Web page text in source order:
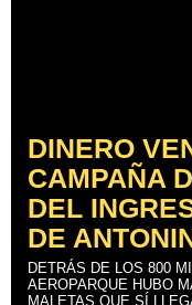
DINERO
CAMPAÑA
DEL
DE
DETRÁS DE LOS 800
AEROPARQUE HUBO
MALETAS QUE SÍ